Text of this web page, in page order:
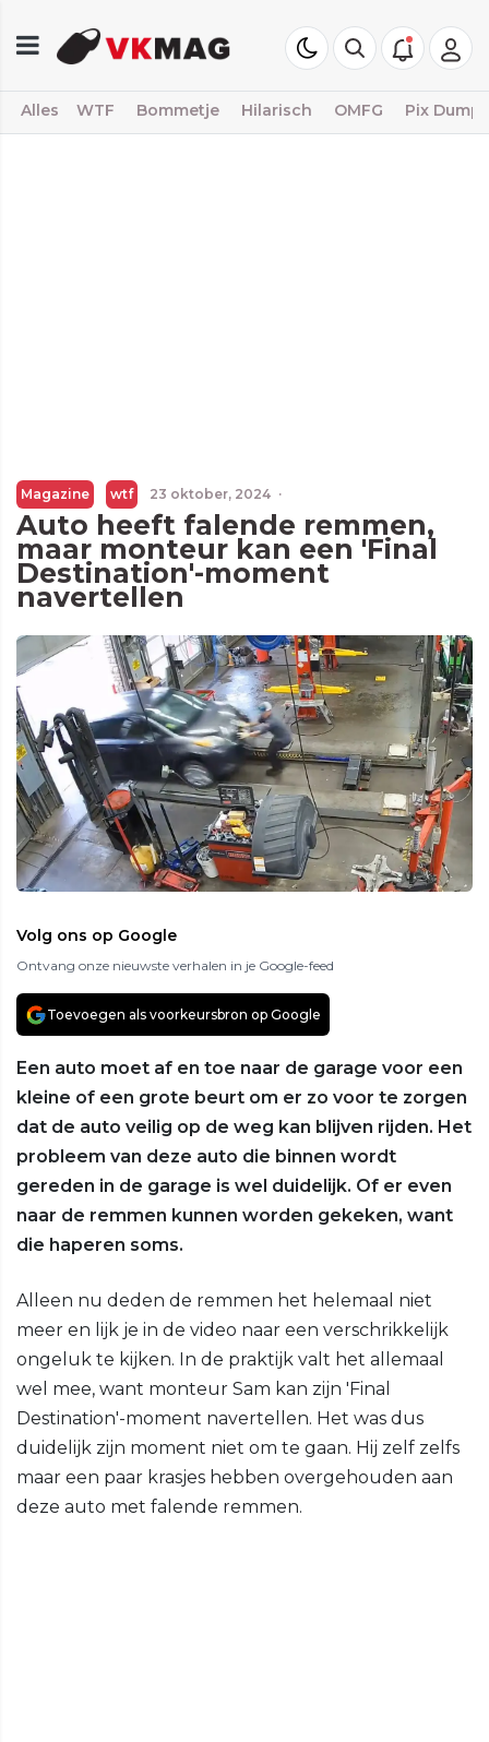
Alles WTF Bommetje Hilarisch OMFG Pix Dump
Magazine wtf 23 oktober, 2024 ·
Auto heeft falende remmen,
maar monteur kan een 'Final
Destination'-moment
navertellen
Volg ons op Google
Ontvang onze nieuwste verhalen in je Google-feed
Toevoegen als voorkeursbron op Google
Een auto moet af en toe naar de garage voor een
kleine of een grote beurt om er zo voor te zorgen
dat de auto veilig op de weg kan blijven rijden. Het
probleem van deze auto die binnen wordt
gereden in de garage is wel duidelijk. Of er even
naar de remmen kunnen worden gekeken, want
die haperen soms.
Alleen nu deden de remmen het helemaal niet
meer en lijk je in de video naar een verschrikkelijk
ongeluk te kijken. In de praktijk valt het allemaal
wel mee, want monteur Sam kan zijn 'Final
Destination'-moment navertellen. Het was dus
duidelijk zijn moment niet om te gaan. Hij zelf zelfs
maar een paar krasjes hebben overgehouden aan
deze auto met falende remmen.